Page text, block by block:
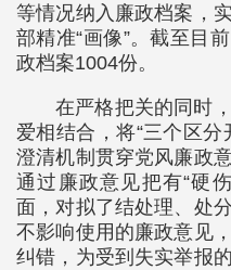
等情况纳入廉政档案，
部精准“画像”。截至目
政档案1004份。
在严格把关的同时
爱相结合，将“三个区
澄清机制贯穿党风廉政
通过廉政意见把有“硬
面，对拟了结处理、处
不影响使用的廉政意见
纠错，为受到失实举报